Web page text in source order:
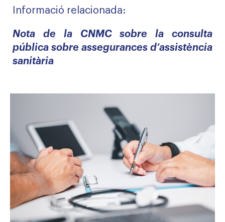
Informació relacionada:
Nota de la CNMC sobre la consulta
pública sobre assegurances d’assistència
sanitària